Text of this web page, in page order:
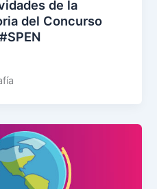
de la
del Concurso